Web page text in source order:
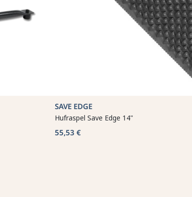
SAVE EDGE
Hufraspel Save Edge 14"
55,53 €